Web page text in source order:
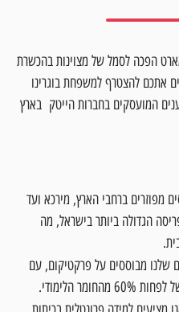
מכללת סמארט הפכה לסמל של מצוינות בהכשרת
אתכם להצטרף למשפחת בוגרינו
המועסקים בחברות הייטק בארץ
מפוזרים ברחבי הארץ, מירכא ועד
הגדולה ביותר בישראל, מה
שלנו מבוססים על פרקטיקום, עם
הלימודי.